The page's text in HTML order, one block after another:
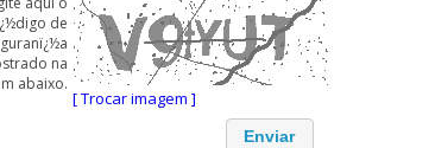
de
na
abaixo.
[ Trocar imagem ]